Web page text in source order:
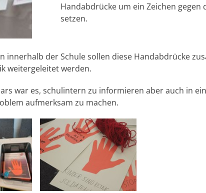
Handabdrücke um ein Zeichen
setzen.
innerhalb der Schule sollen diese Handabdrücke
weitergeleitet werden.
war es, schulintern zu informieren aber auch in
aufmerksam zu machen.